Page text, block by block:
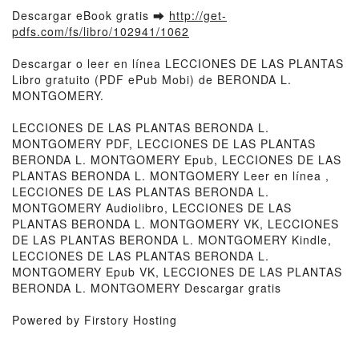
Descargar eBook gratis ➡ http://get-
pdfs.com/fs/libro/102941/1062
Descargar o leer en línea LECCIONES DE LAS PLANTAS
Libro gratuito (PDF ePub Mobi) de BERONDA L.
MONTGOMERY.
LECCIONES DE LAS PLANTAS BERONDA L.
MONTGOMERY PDF, LECCIONES DE LAS PLANTAS
BERONDA L. MONTGOMERY Epub, LECCIONES DE LAS
PLANTAS BERONDA L. MONTGOMERY Leer en línea ,
LECCIONES DE LAS PLANTAS BERONDA L.
MONTGOMERY Audiolibro, LECCIONES DE LAS
PLANTAS BERONDA L. MONTGOMERY VK, LECCIONES
DE LAS PLANTAS BERONDA L. MONTGOMERY Kindle,
LECCIONES DE LAS PLANTAS BERONDA L.
MONTGOMERY Epub VK, LECCIONES DE LAS PLANTAS
BERONDA L. MONTGOMERY Descargar gratis
Powered by Firstory Hosting